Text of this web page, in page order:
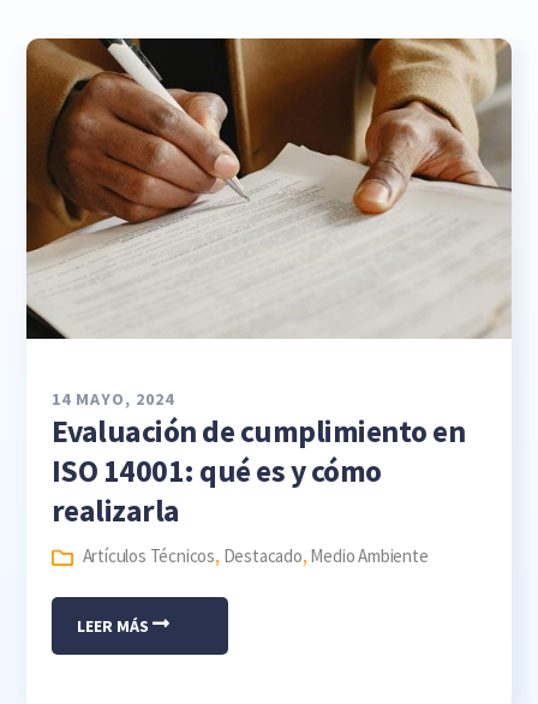
14 MAYO, 2024
Evaluación de cumplimiento en
ISO 14001: qué es y cómo
realizarla
Artículos Técnicos, Destacado, Medio Ambiente
LEER MÁS